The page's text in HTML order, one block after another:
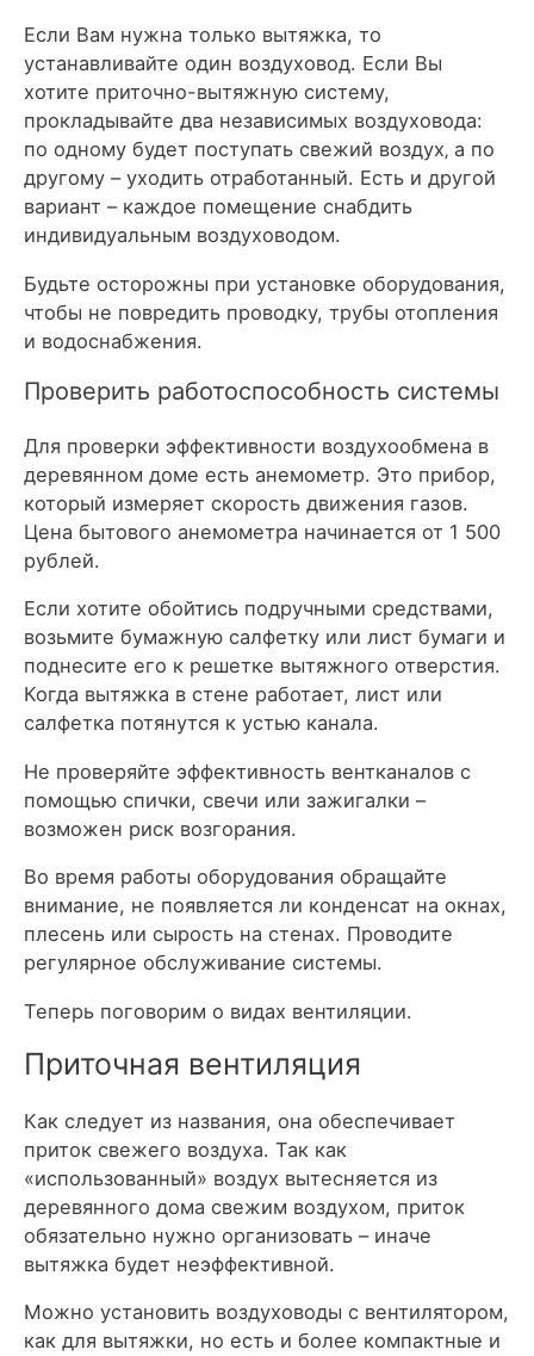
Если Вам нужна только вытяжка, то
устанавливайте один воздуховод. Если Вы
хотите приточно-вытяжную систему,
прокладывайте два независимых воздуховода:
по одному будет поступать свежий воздух‚ а по
другому – уходить отработанный. Есть и другой
вариант – каждое помещение снабдить
индивидуальным воздуховодом.
Будьте осторожны при установке оборудования,
чтобы не повредить проводку, трубы отопления
и водоснабжения.
Проверить работоспособность системы
Для проверки эффективности воздухообмена в
деревянном доме есть анемометр. Это прибор,
который измеряет скорость движения газов.
Цена бытового анемометра начинается от 1 500
рублей.
Если хотите обойтись подручными средствами,
возьмите бумажную салфетку или лист бумаги и
поднесите его к решетке вытяжного отверстия.
Когда вытяжка в стене работает, лист или
салфетка потянутся к устью канала.
Не проверяйте эффективность вентканалов с
помощью спички, свечи или зажигалки –
возможен риск возгорания.
Во время работы оборудования обращайте
внимание, не появляется ли конденсат на окнах,
плесень или сырость на стенах. Проводите
регулярное обслуживание системы.
Теперь поговорим о видах вентиляции.
Приточная вентиляция
Как следует из названия, она обеспечивает
приток свежего воздуха. Так как
«использованный» воздух вытесняется из
деревянного дома свежим воздухом, приток
обязательно нужно организовать – иначе
вытяжка будет неэффективной.
Можно установить воздуховоды с вентилятором,
как для вытяжки, но есть и более компактные и